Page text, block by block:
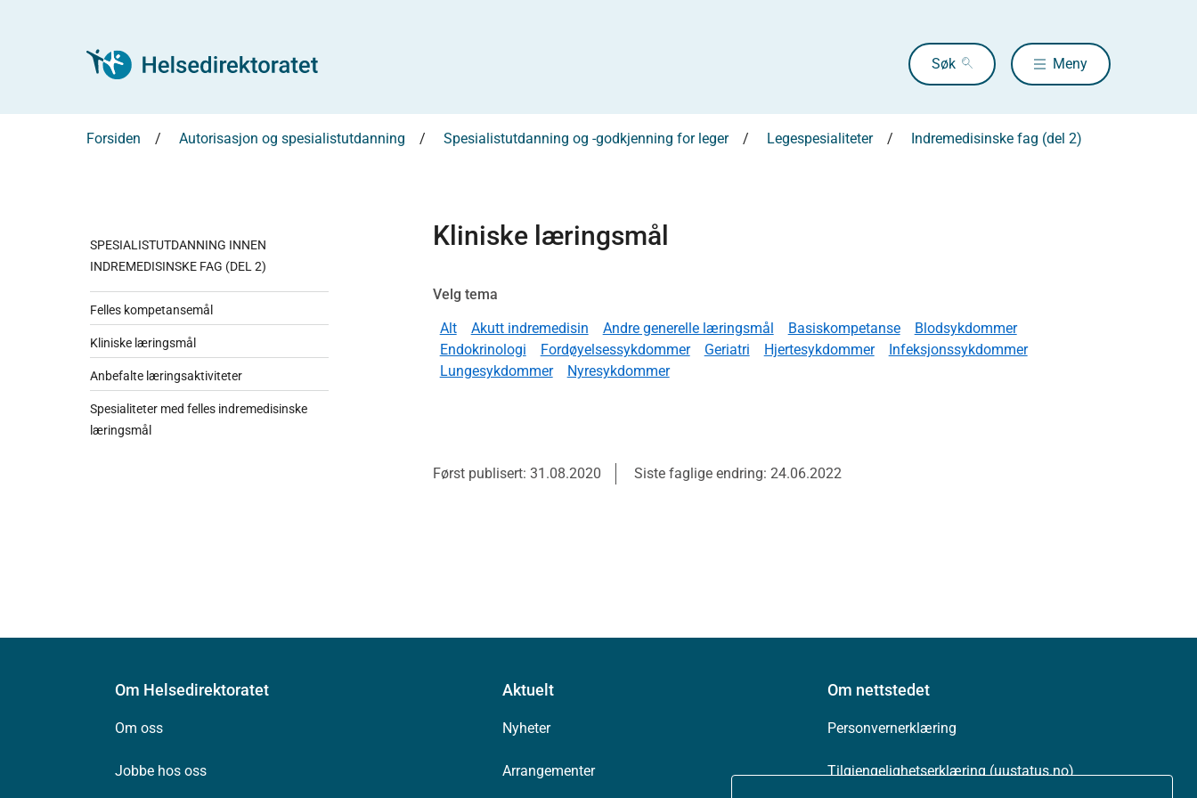
Søk Meny
Forsiden Autorisasjon og spesialistutdanning Spesialistutdanning og -godkjenning for leger Legespesialiteter Indremedisinske fag (del 2)
SPESIALISTUTDANNING INNEN
INDREMEDISINSKE FAG (DEL 2)
Felles kompetansemål
Kliniske læringsmål
Anbefalte læringsaktiviteter
Spesialiteter med felles indremedisinske
læringsmål
Kliniske læringsmål
Velg tema
Alt
Akutt indremedisin Andre generelle læringsmål Basiskompetanse
Blodsykdommer
Endokrinologi
Fordøyelsessykdommer Geriatri Hjertesykdommer
Infeksjonssykdommer
Lungesykdommer
Nyresykdommer
Først publisert: 31.08.2020 Siste faglige endring: 24.06.2022
Om Helsedirektoratet
Om oss
Jobbe hos oss
Aktuelt
Nyheter
Arrangementer
Om nettstedet
Personvernerklæring
Tilgjengelighetserklæring (uustatus.no)